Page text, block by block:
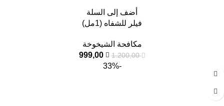
أضف إلى السلة
فيلر للشفاه (1مل)
مكافحة الشيخوخة
1.200,00
999,00
-33%